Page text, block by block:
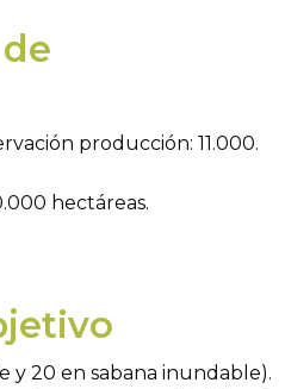
producción: 11.000.
hectáreas.
y 20 en sabana inundable).